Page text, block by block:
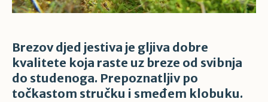
Brezov djed jestiva je gljiva dobre
kvalitete koja raste uz breze od svibnja
do studenoga. Prepoznatljiv po
točkastom stručku i smeđem klobuku.